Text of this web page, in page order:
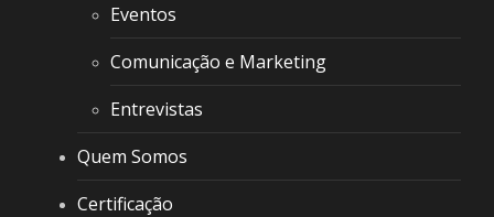
Eventos
Comunicação e Marketing
Entrevistas
Quem Somos
Certificação